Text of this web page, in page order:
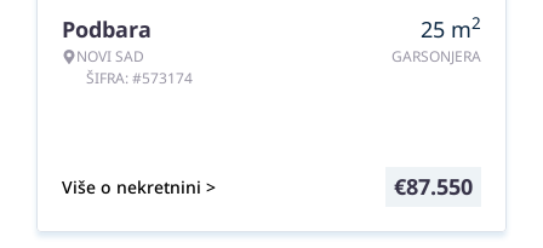
Podbara
NOVI SAD
ŠIFRA: #573174
25 m2
GARSONJERA
Više o nekretnini > €87.550